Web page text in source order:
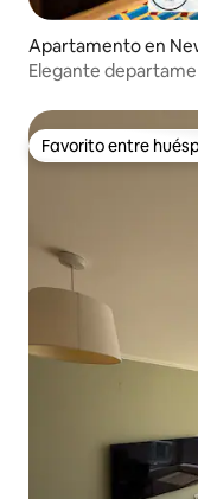
Apartamento en
Elegante
Favorito entre
Favorito entre